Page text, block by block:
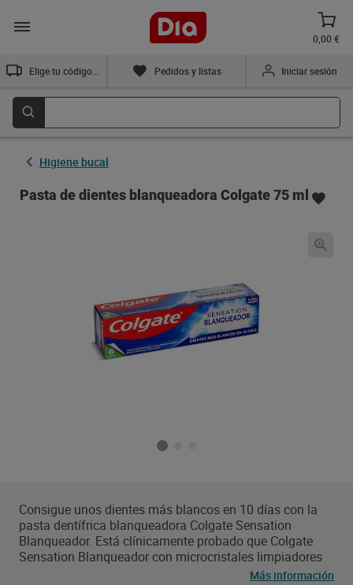
0,00 €
Pedidos y listas Iniciar sesión
Higiene bucal
Pasta de dientes blanqueadora Colgate 75 ml
Consigue unos dientes más blancos en 10 días con la
pasta dentífrica blanqueadora Colgate Sensation
Blanqueador. Está clínicamente probado que Colgate
Sensation Blanqueador con microcristales limpiadores
limpia suavemente y blanquea eficazmente tus dientes*.
Más información